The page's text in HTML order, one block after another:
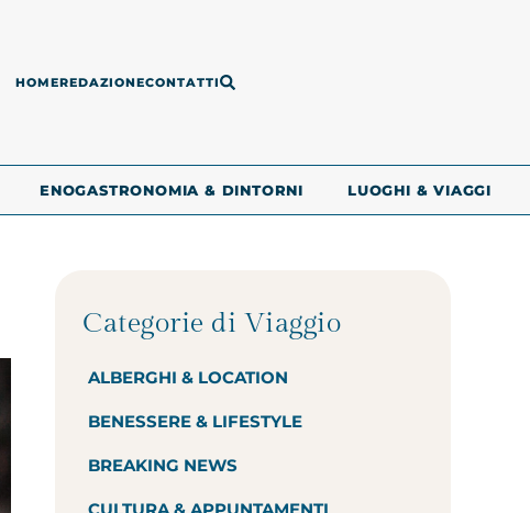
HOMEREDAZIONECONTATTI
ENOGASTRONOMIA & DINTORNI LUOGHI & VIAGGI
Categorie di Viaggio
ALBERGHI & LOCATION
BENESSERE & LIFESTYLE
BREAKING NEWS